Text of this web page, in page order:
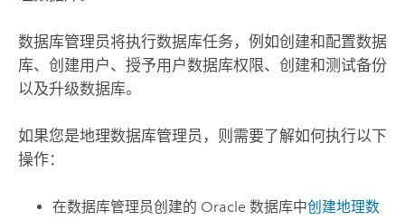
数据库管理员将执行数据库任务，例如创建和配置数据
库、创建用户、授予用户数据库权限、创建和测试备份
以及升级数据库。
如果您是地理数据库管理员，则需要了解如何执行以下
操作：
在数据库管理员创建的 Oracle 数据库中创建地理数